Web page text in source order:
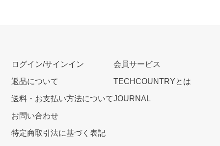
ログイン/サインイン
返品について
送料・お支払い方法について
お問い合わせ
特定商取引法に基づく表記
会員サービス
TECHCOUNTRYとは
JOURNAL